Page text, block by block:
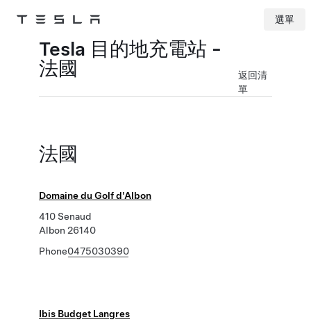
Tesla 選單
Tesla 目的地充電站 -
法國
返回清
單
法國
Domaine du Golf d'Albon
410 Senaud
Albon 26140
Phone0475030390
Ibis Budget Langres